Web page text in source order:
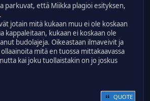
parkuvat, että Miikka plagioi esityksen,
jotain mitä kukaan muu ei ole koskaan
kappaleitaan, kukaan ei koskaan ole
budolajeja. Oikeastaan ilmaveivit ja
mitä en tuossa mittakaavassa
kai joku tuollaistakin on jo joskus
QUOTE